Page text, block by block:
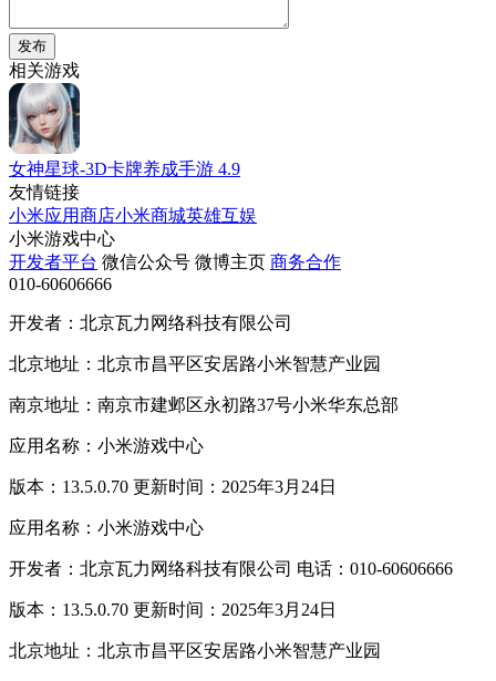
发布
相关游戏
女神星球-3D卡牌养成手游 4.9
友情链接
小米应用商店小米商城英雄互娱
小米游戏中心
开发者平台 微信公众号 微博主页 商务合作
010-60606666
开发者：北京瓦力网络科技有限公司
北京地址：北京市昌平区安居路小米智慧产业园
南京地址：南京市建邺区永初路37号小米华东总部
应用名称：小米游戏中心
版本：13.5.0.70 更新时间：2025年3月24日
应用名称：小米游戏中心
开发者：北京瓦力网络科技有限公司 电话：010-60606666
版本：13.5.0.70 更新时间：2025年3月24日
北京地址：北京市昌平区安居路小米智慧产业园